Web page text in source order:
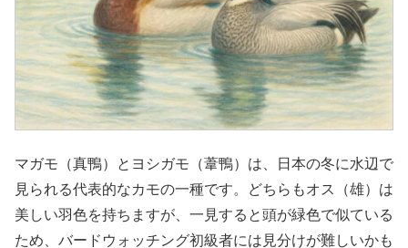
マガモ（真鴨）とヨシガモ（葦鴨）は、日本の冬に水辺で
見られる代表的なカモの一種です。どちらもオス（雄）は
美しい羽色を持ちますが、一見すると頭が緑色で似ている
ため、バードウォッチング初級者には見分けが難しいかも